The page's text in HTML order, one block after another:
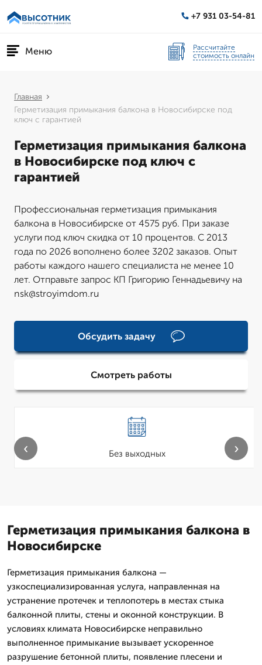
+7 931 03-54-81
Меню
Рассчитайте
стоимость онлайн
Главная
Герметизация примыкания балкона в Новосибирске под
ключ с гарантией
Герметизация примыкания балкона
в Новосибирске под ключ с
гарантией
Профессиональная герметизация примыкания
балкона в Новосибирске от 4575 руб. При заказе
услуги под ключ скидка от 10 процентов. С 2013
года по 2026 вополнено более 3202 заказов. Опыт
работы каждого нашего специалиста не менее 10
лет. Отправьте запрос КП Григорию Геннадьевичу на
nsk@stroyimdom.ru
Обсудить задачу
Смотреть работы
Без выходных
‹ ›
Герметизация примыкания балкона в
Новосибирске
Герметизация примыкания балкона —
узкоспециализированная услуга, направленная на
устранение протечек и теплопотерь в местах стыка
балконной плиты, стены и оконной конструкции. В
условиях климата Новосибирске неправильно
выполненное примыкание вызывает ускоренное
разрушение бетонной плиты, появление плесени и